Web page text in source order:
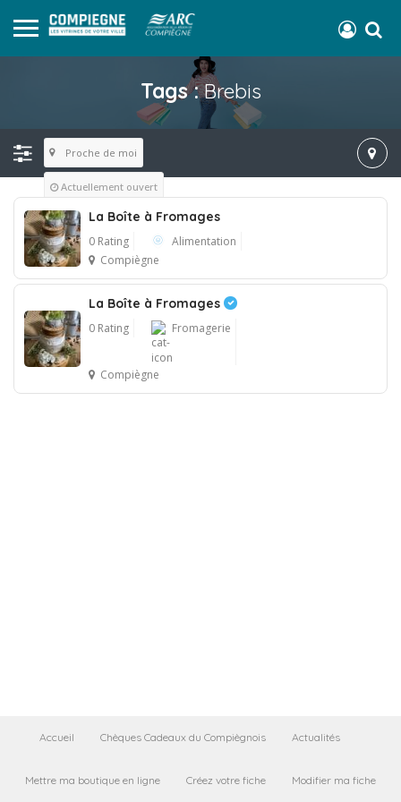
Tags :Brebis
Proche de moi
Actuellement ouvert
La Boîte à Fromages
0 Rating
Alimentation
Compiègne
La Boîte à Fromages
0 Rating Fromagerie
Compiègne
Accueil Chèques Cadeaux du Compiègnois Actualités
Mettre ma boutique en ligne Créez votre fiche Modifier ma fiche